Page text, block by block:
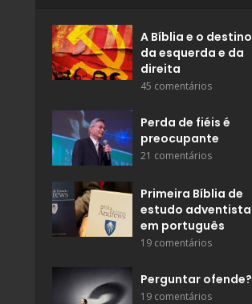
A Bíblia e o destino
da esquerda e da
direita
45 comentários
Perda de fiéis é
preocupante
21 comentários
Primeira Bíblia de
estudo adventista
em português
19 comentários
Perguntar ofende?
19 comentários